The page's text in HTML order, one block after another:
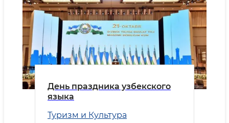
День праздника узбекского
языка
Туризм и Культура